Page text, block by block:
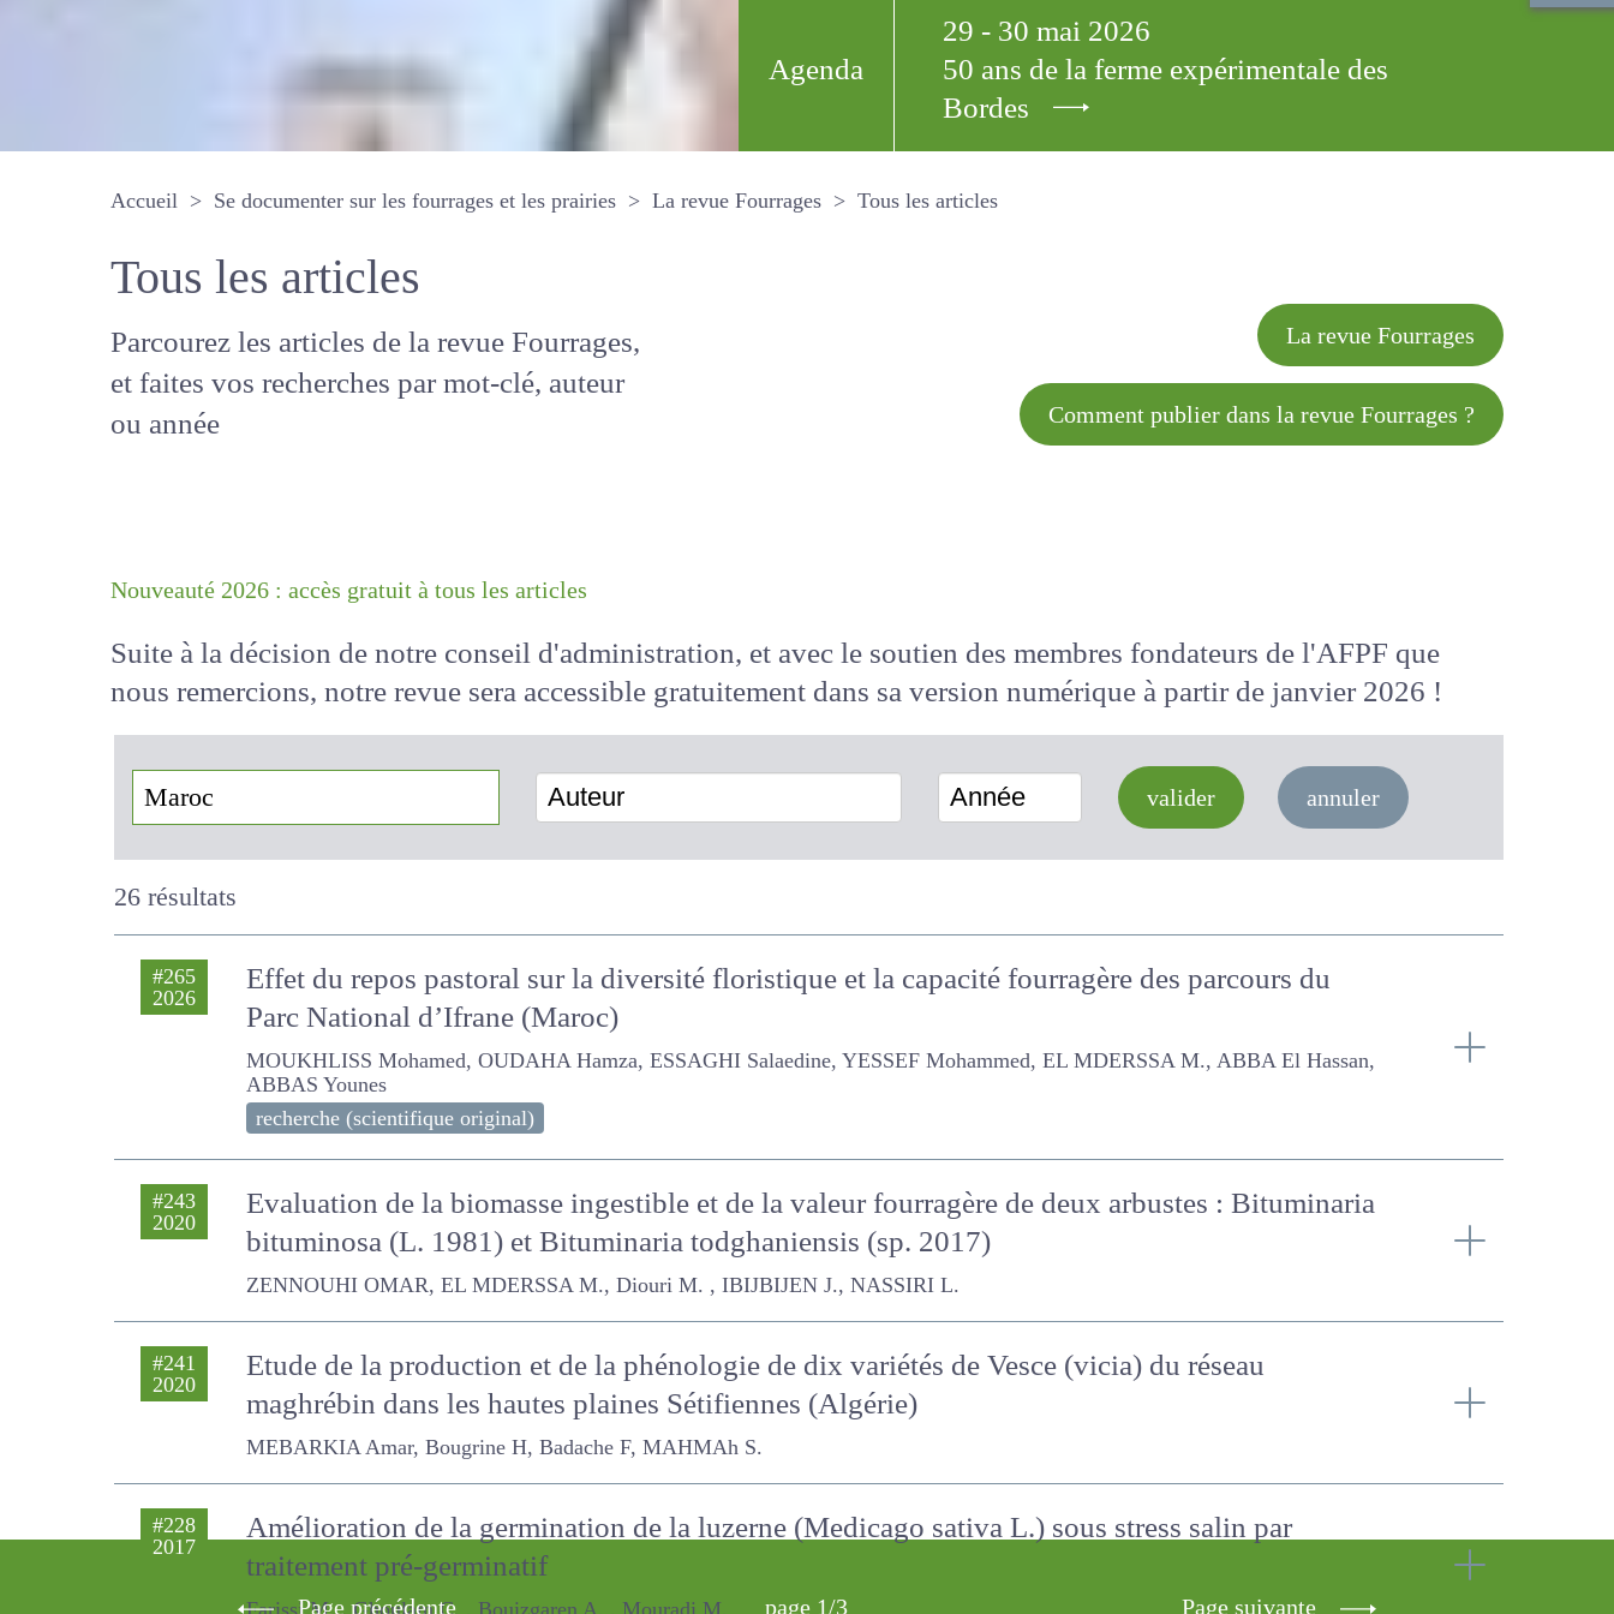
Agenda
29 - 30 mai 2026
50 ans de la ferme expérimentale des
Bordes
Accueil Se documenter sur les fourrages et les prairies La revue Fourrages Tous les articles
Tous les articles
Parcourez les articles de la revue
Fourrages, et faites vos recherches par
mot-clé, auteur ou année
La revue Fourrages
Comment publier dans la revue Fourrages ?
Suite à la décision de notre conseil d'administration, et avec le soutien des membres fondateurs de l'AFPF que
nous remercions, notre revue sera accessiblegratuitementdans sa version numériqueà partir de janvier 2026
!
Auteur Année valider annuler
26 résultats
#265
2026
Effet du repos pastoral sur la diversité floristique et la capacité fourragère des parcours du
Parc National d’Ifrane (Maroc)
MOUKHLISS Mohamed, OUDAHA Hamza, ESSAGHI Salaedine, YESSEF Mohammed, EL MDERSSA M., ABBA El Hassan, ABBAS
Younes
recherche (scientifique original)
#243
2020
Evaluation de la biomasse ingestible et de la valeur fourragère de deux arbustes :
Bituminaria bituminosa (L. 1981) et Bituminaria todghaniensis (sp. 2017)
ZENNOUHI OMAR, EL MDERSSA M., Diouri M. , IBIJBIJEN J., NASSIRI L.
#241
2020
Etude de la production et de la phénologie de dix variétés de Vesce (vicia) du réseau
maghrébin dans les hautes plaines Sétifiennes (Algérie)
MEBARKIA Amar, Bougrine H, Badache F, MAHMAh S.
#228
2017
Amélioration de la germination de la luzerne (Medicago sativa L.) sous stress salin par
traitement pré-germinatif
Page précédente page 1/3 Page suivante